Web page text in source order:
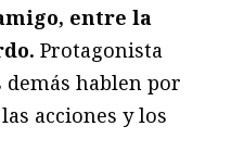
entre la
Protagonista
demás hablen por
acciones y los